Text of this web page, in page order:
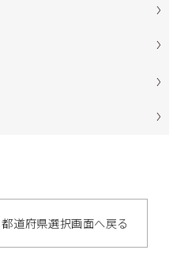
都道府県選択画面へ戻る